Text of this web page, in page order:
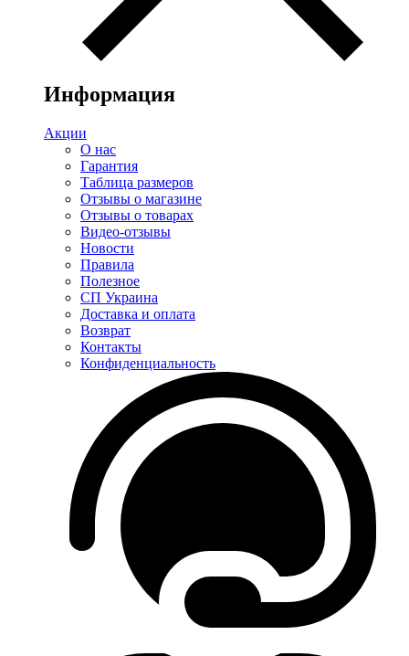
Информация
Акции
О нас
Гарантия
Таблица размеров
Отзывы о магазине
Отзывы о товарах
Видео-отзывы
Новости
Правила
Полезное
СП Украина
Доставка и оплата
Возврат
Контакты
Конфиденциальность